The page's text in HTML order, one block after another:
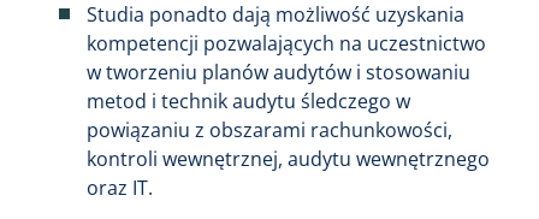
Studia ponadto dają możliwość uzyskania
kompetencji pozwalających na uczestnictwo
w tworzeniu planów audytów i stosowaniu
metod i technik audytu śledczego w
powiązaniu z obszarami rachunkowości,
kontroli wewnętrznej, audytu wewnętrznego
oraz IT.